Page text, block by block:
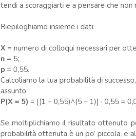
tendi a scoraggiarti e a pensare che non
Riepiloghiamo insieme i dati:
X= numero di colloqui necessari per
n = 5;
p= 0,55.
Calcoliamo la tua probabilità di
assunto:
P(X = 5) = [(1 – 0,55)^(5 – 1)] · 0,55 =
Se moltiplichiamo il risultato ottenuto
probabilità ottenuta è un po’ piccola, e